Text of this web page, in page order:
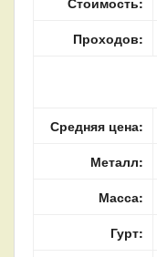
Проходов:
Средняя цена:
Металл:
Масса:
Гурт: